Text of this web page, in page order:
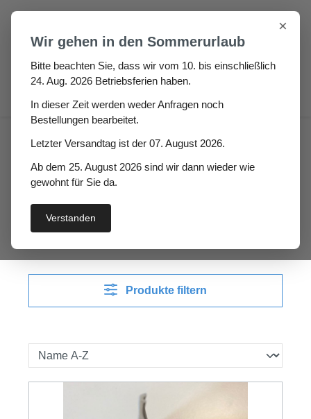
Zum Hauptinhalt springen
Haus
Wintergarten-Dichtungen
Seitenglaswanddichtung
Aluminium 10mm
Produkte filtern
×
Wir gehen in den Sommerurlaub
Bitte beachten Sie, dass wir vom 10. bis einschließlich
24. Aug. 2026 Betriebsferien haben.
In dieser Zeit werden weder Anfragen noch
Bestellungen bearbeitet.
Letzter Versandtag ist der 07. August 2026.
Ab dem 25. August 2026 sind wir dann wieder wie
gewohnt für Sie da.
Verstanden